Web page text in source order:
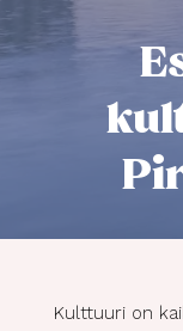
Kulttuuri on